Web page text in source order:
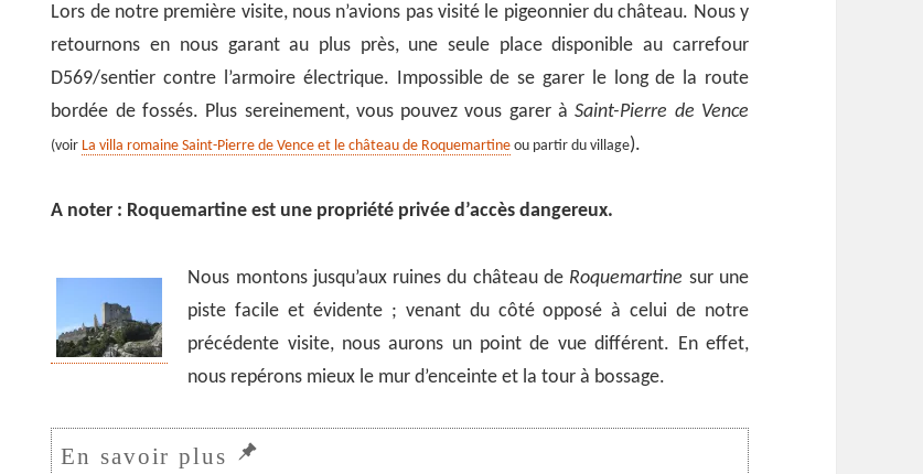
Lors de notre première visite, nous n’avions pas visité le pigeonnier du château. Nous y
retournons en nous garant au plus près, une seule place disponible au carrefour
D569/sentier contre l’armoire électrique. Impossible de se garer le long de la route
bordée de fossés. Plus sereinement, vous pouvez vous garer àSaint-Pierre de Vence
(voir La villa romaine Saint-Pierre de Vence et le château de Roquemartine ou partir du village).
A noter : Roquemartine est une propriété privée d’accès dangereux.
Nous montons jusqu’aux ruines du château de Roquemartine sur une
piste facile et évidente ; venant du côté opposé à celui de notre
précédente visite, nous aurons un point de vue différent. En effet,
nous repérons mieux le mur d’enceinte et la tour à bossage.